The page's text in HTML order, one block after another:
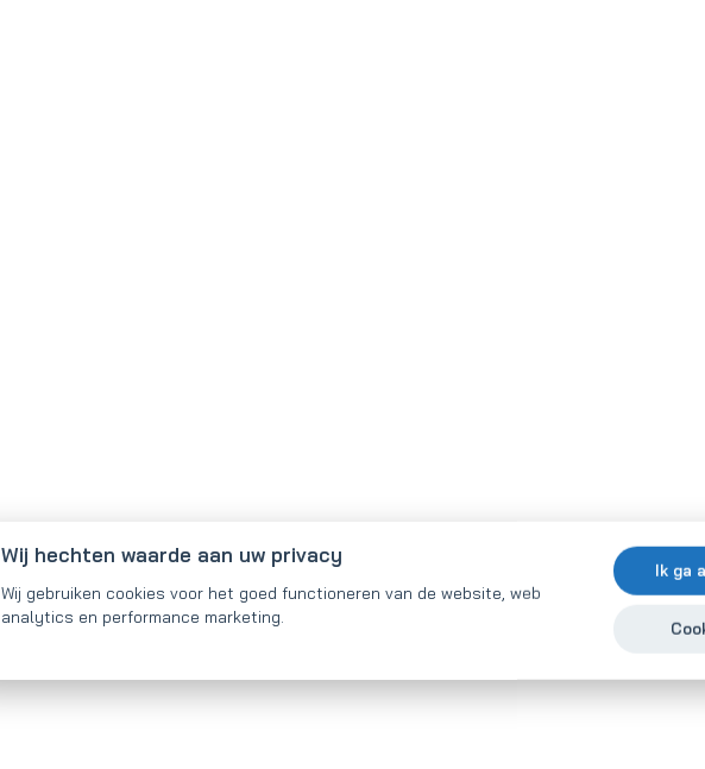
Wij hechten waarde aan uw privacy
Wij gebruiken cookies voor het goed functioneren van de website, web
analytics en performance marketing.
Ik ga